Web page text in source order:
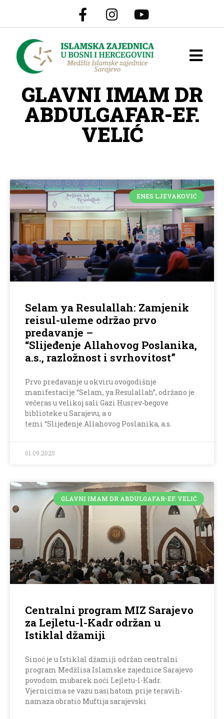
GLAVNI IMAM DR
ABDULGAFAR-EF.
VELIĆ
ENES LJEVAKOVIĆ
Selam ya Resulallah: Zamjenik
reisul-uleme održao prvo
predavanje –
“Slijeđenje Allahovog Poslanika,
a.s., razložnost i svrhovitost”
Prvo predavanje u okviru ovogodišnje
manifestacije “Selam, ya Resulallah”, održano je
večeras u velikoj sali Gazi Husrev-begove
biblioteke u Sarajevu, a o
temi “Slijeđenje Allahovog Poslanika, a.s.
01.09.2025
GLAVNI IMAM DR ABDULGAFAR-EF. VELIĆ
Centralni program MIZ Sarajevo
za Lejletu-l-Kadr održan u
Istiklal džamiji
Sinoć je u Istiklal džamiji održan centralni
program Medžlisa Islamske zajednice Sarajevo
povodom mubarek noći Lejletu-l-Kadr.
Vjernicima se vazu nasihatom prije teravih-
namaza obratio Muftija sarajevski